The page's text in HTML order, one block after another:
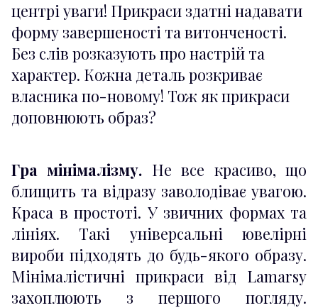
центрі уваги! Прикраси здатні надавати
форму завершеності та витонченості.
Без слів розказують про настрій та
характер. Кожна деталь розкриває
власника по-новому! Тож як прикраси
доповнюють образ?
Гра мінімалізму. Не все красиво, що
блищить та відразу заволодіває увагою.
Краса в простоті. У звичних формах та
лініях. Такі універсальні ювелірні
вироби підходять до будь-якого образу.
Мінімалістичні прикраси від Lamarsy
захоплюють з першого погляду.